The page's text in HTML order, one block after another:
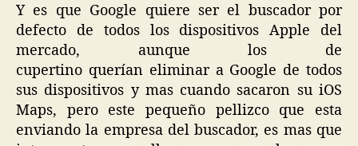
Y es que Google quiere ser el buscador por
defecto de todos los dispositivos Apple del
mercado, aunque los de
cupertino querían eliminar a Google de todos
sus dispositivos y mas cuando sacaron su iOS
Maps, pero este pequeño pellizco que esta
enviando la empresa del buscador, es mas que